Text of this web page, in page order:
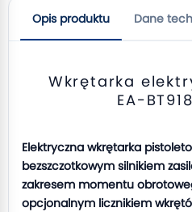
Opis produktu Dane
Wkrętarka
EA-
Elektryczna wkrętarka
bezszczotkowym silnikiem
zakresem momentu
opcjonalnym licznikiem